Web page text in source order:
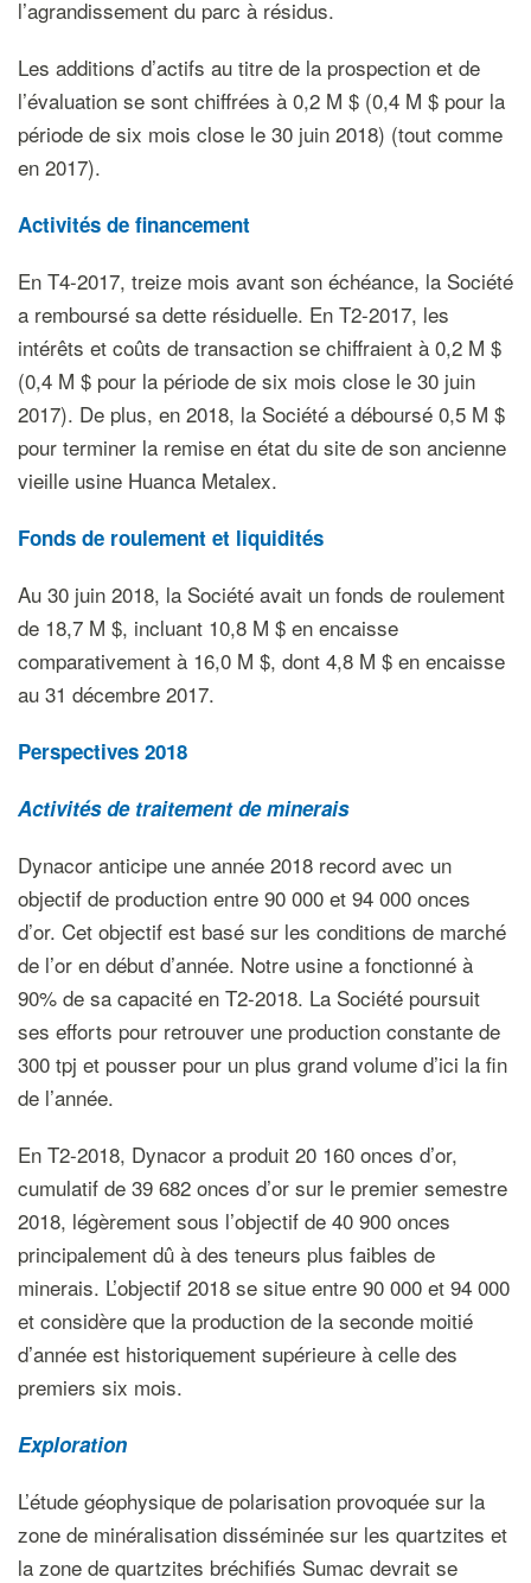
l’agrandissement du parc à résidus.
Les additions d’actifs au titre de la prospection et de
l’évaluation se sont chiffrées à 0,2 M $ (0,4 M $ pour la
période de six mois close le 30 juin 2018) (tout comme
en 2017).
Activités de financement
En T4-2017, treize mois avant son échéance, la Société
a remboursé sa dette résiduelle. En T2-2017, les
intérêts et coûts de transaction se chiffraient à 0,2 M $
(0,4 M $ pour la période de six mois close le 30 juin
2017). De plus, en 2018, la Société a déboursé 0,5 M $
pour terminer la remise en état du site de son ancienne
vieille usine Huanca Metalex.
Fonds de roulement et liquidités
Au 30 juin 2018, la Société avait un fonds de roulement
de 18,7 M $, incluant 10,8 M $ en encaisse
comparativement à 16,0 M $, dont 4,8 M $ en encaisse
au 31 décembre 2017.
Perspectives 2018
Activités de traitement de minerais
Dynacor anticipe une année 2018 record avec un
objectif de production entre 90 000 et 94 000 onces
d’or. Cet objectif est basé sur les conditions de marché
de l’or en début d’année. Notre usine a fonctionné à
90% de sa capacité en T2-2018. La Société poursuit
ses efforts pour retrouver une production constante de
300 tpj et pousser pour un plus grand volume d’ici la fin
de l’année.
En T2-2018, Dynacor a produit 20 160 onces d’or,
cumulatif de 39 682 onces d’or sur le premier semestre
2018, légèrement sous l’objectif de 40 900 onces
principalement dû à des teneurs plus faibles de
minerais. L’objectif 2018 se situe entre 90 000 et 94 000
et considère que la production de la seconde moitié
d’année est historiquement supérieure à celle des
premiers six mois.
Exploration
L’étude géophysique de polarisation provoquée sur la
zone de minéralisation disséminée sur les quartzites et
la zone de quartzites bréchifiés Sumac devrait se